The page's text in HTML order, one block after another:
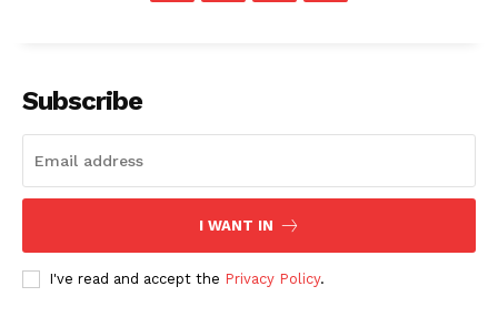
Subscribe
I WANT IN
I've read and accept the Privacy Policy.